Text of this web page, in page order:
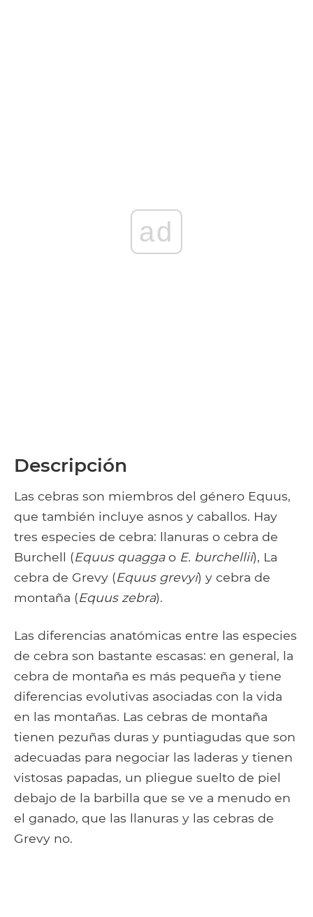
ad
Descripción
Las cebras son miembros del género Equus,
que también incluye asnos y caballos. Hay
tres especies de cebra: llanuras o cebra de
Burchell (Equus quaggao E. burchellii), La
cebra de Grevy (Equus grevyi) y cebra de
montaña (Equus zebra).
Las diferencias anatómicas entre las especies
de cebra son bastante escasas: en general, la
cebra de montaña es más pequeña y tiene
diferencias evolutivas asociadas con la vida
en las montañas. Las cebras de montaña
tienen pezuñas duras y puntiagudas que son
adecuadas para negociar las laderas y tienen
vistosas papadas, un pliegue suelto de piel
debajo de la barbilla que se ve a menudo en
el ganado, que las llanuras y las cebras de
Grevy no.